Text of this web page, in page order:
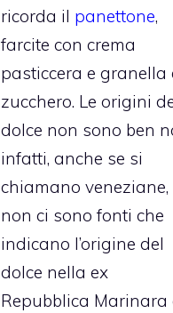
ricorda il panettone,
farcite con crema
pasticcera e granella
zucchero. Le origini
dolce non sono ben
infatti, anche se si
chiamano veneziane,
non ci sono fonti che
indicano l’origine del
dolce nella ex
Repubblica Marinara